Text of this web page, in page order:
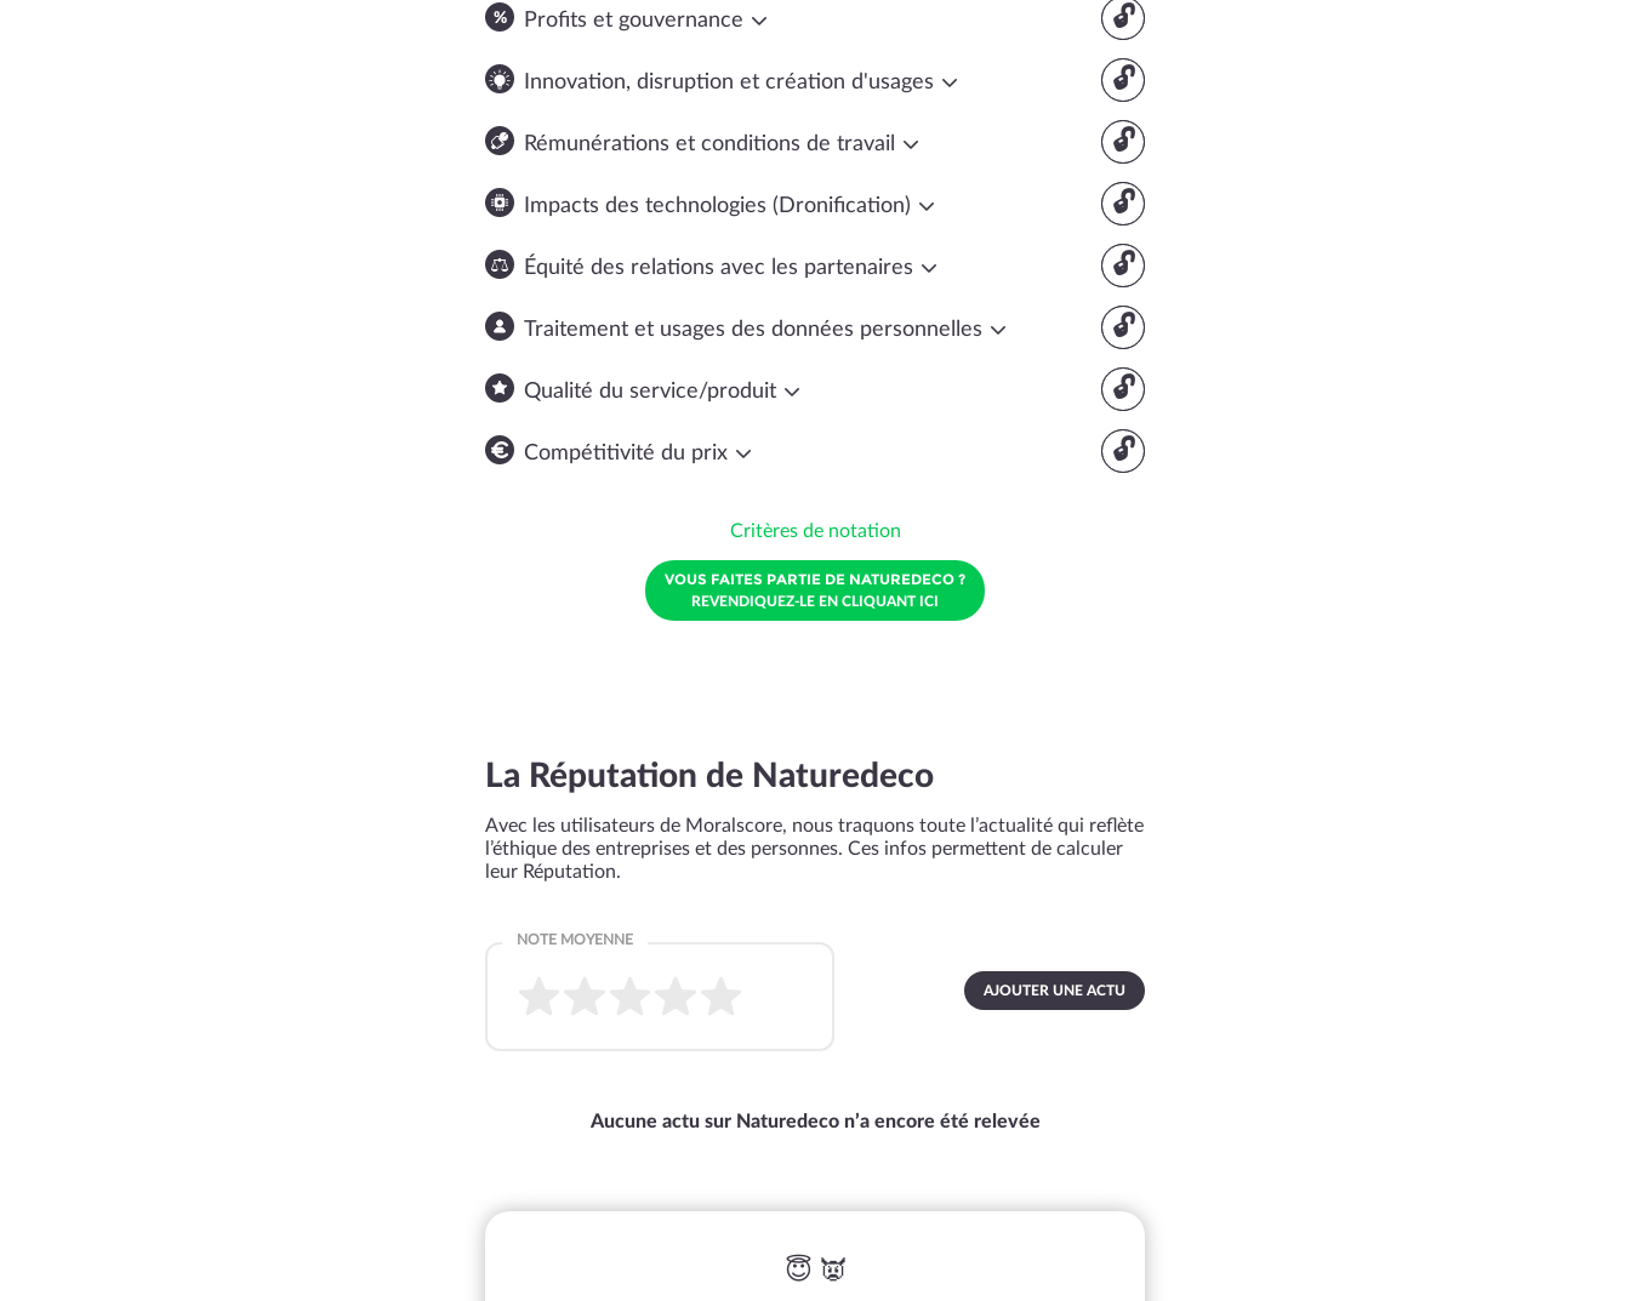
🔓
Profits et gouvernance
🔓
Innovation, disruption et création d'usages
🔓
Rémunérations et conditions de travail
🔓
Impacts des technologies (Dronification)
🔓
Équité des relations avec les partenaires
🔓
Traitement et usages des données personnelles
🔓
Qualité du service/produit
🔓
Compétitivité du prix
Critères de notation
VOUS FAITES PARTIE DE NATUREDECO ?
REVENDIQUEZ-LE EN CLIQUANT ICI
La Réputation de Naturedeco
Avec les utilisateurs de Moralscore, nous traquons toute l’actualité qui reflète
l’éthique des entreprises et des personnes. Ces infos permettent de calculer
leur Réputation.
AJOUTER UNE ACTU
Aucune actu sur Naturedeco n’a encore été relevée
😇 👿